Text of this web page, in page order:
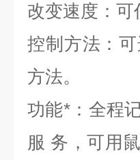
改变速度：
控制方法：
方法。
功能*：全程
服 务，可用